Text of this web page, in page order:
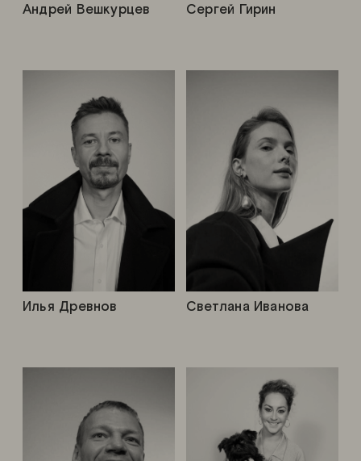
Илья Древнов Светлана Иванова
Сергей Гирин
Андрей Вешкурцев